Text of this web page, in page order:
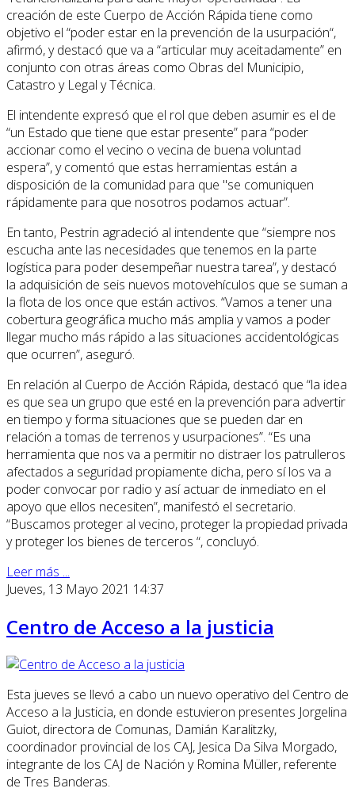
creación de este Cuerpo de Acción Rápida tiene como
objetivo el “poder estar en la prevención de la usurpación“,
afirmó, y destacó que va a “articular muy aceitadamente” en
conjunto con otras áreas como Obras del Municipio,
Catastro y Legal y Técnica.
El intendente expresó que el rol que deben asumir es el de
“un Estado que tiene que estar presente” para “poder
accionar como el vecino o vecina de buena voluntad
espera”, y comentó que estas herramientas están a
disposición de la comunidad para que "se comuniquen
rápidamente para que nosotros podamos actuar”.
En tanto, Pestrin agradeció al intendente que “siempre nos
escucha ante las necesidades que tenemos en la parte
logística para poder desempeñar nuestra tarea”, y destacó
la adquisición de seis nuevos motovehículos que se suman a
la flota de los once que están activos. “Vamos a tener una
cobertura geográfica mucho más amplia y vamos a poder
llegar mucho más rápido a las situaciones accidentológicas
que ocurren”, aseguró.
En relación al Cuerpo de Acción Rápida, destacó que “la idea
es que sea un grupo que esté en la prevención para advertir
en tiempo y forma situaciones que se pueden dar en
relación a tomas de terrenos y usurpaciones”. “Es una
herramienta que nos va a permitir no distraer los patrulleros
afectados a seguridad propiamente dicha, pero sí los va a
poder convocar por radio y así actuar de inmediato en el
apoyo que ellos necesiten”, manifestó el secretario.
“Buscamos proteger al vecino, proteger la propiedad privada
y proteger los bienes de terceros “, concluyó.
Leer más ...
Jueves, 13 Mayo 2021 14:37
Centro de Acceso a la justicia
Esta jueves se llevó a cabo un nuevo operativo del Centro de
Acceso a la Justicia, en donde estuvieron presentes Jorgelina
Guiot, directora de Comunas, Damián Karalitzky,
coordinador provincial de los CAJ, Jesica Da Silva Morgado,
integrante de los CAJ de Nación y Romina Müller, referente
de Tres Banderas.